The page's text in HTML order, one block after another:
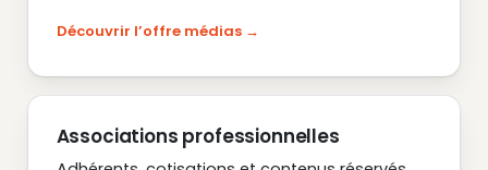
Découvrir l’offre médias
Associations professionnelles